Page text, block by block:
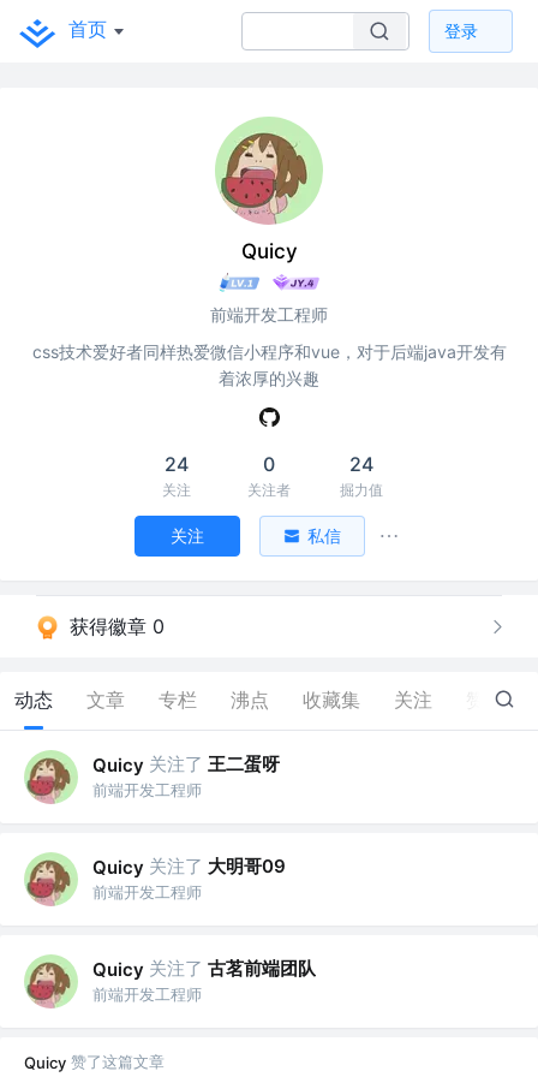
首页 登录
Quicy
前端开发工程师
css技术爱好者同样热爱微信小程序和vue，对于后端java开发有
着浓厚的兴趣
24
关注
0
关注者
24
掘力值
关注 私信
获得徽章 0
动态 文章 专栏 沸点 收藏集 关注 7
Quicy 关注了 王二蛋呀
前端开发工程师
Quicy 关注了 大明哥09
前端开发工程师
Quicy 关注了 古茗前端团队
前端开发工程师
Quicy 赞了这篇文章